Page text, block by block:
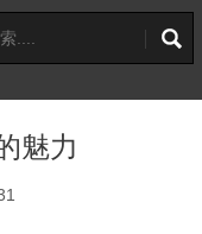
魅力